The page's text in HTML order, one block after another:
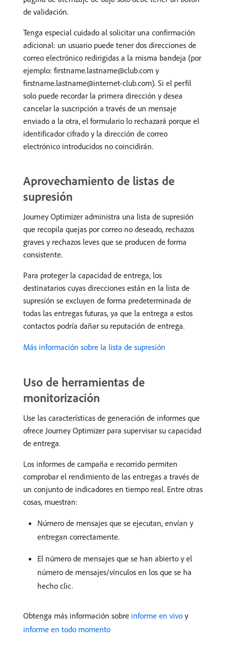
de validación.
Tenga especial cuidado al solicitar una confirmación
adicional: un usuario puede tener dos direcciones de
correo electrónico redirigidas a la misma bandeja (por
ejemplo: firstname.lastname@club.com y
firstname.lastname@internet-club.com). Si el perfil
solo puede recordar la primera dirección y desea
cancelar la suscripción a través de un mensaje
enviado a la otra, el formulario lo rechazará porque el
identificador cifrado y la dirección de correo
electrónico introducidos no coincidirán.
Aprovechamiento de listas de
supresión
Journey Optimizer administra una lista de supresión
que recopila quejas por correo no deseado, rechazos
graves y rechazos leves que se producen de forma
consistente.
Para proteger la capacidad de entrega, los
destinatarios cuyas direcciones están en la lista de
supresión se excluyen de forma predeterminada de
todas las entregas futuras, ya que la entrega a estos
contactos podría dañar su reputación de entrega.
Más información sobre la lista de supresión
Uso de herramientas de
monitorización
Use las características de generación de informes que
ofrece Journey Optimizer para supervisar su capacidad
de entrega.
Los informes de campaña e recorrido permiten
comprobar el rendimiento de las entregas a través de
un conjunto de indicadores en tiempo real. Entre otras
cosas, muestran:
Número de mensajes que se ejecutan, envían y
entregan correctamente.
El número de mensajes que se han abierto y el
número de mensajes/vínculos en los que se ha
hecho clic.
Obtenga más información sobre informe en vivo y
informe en todo momento